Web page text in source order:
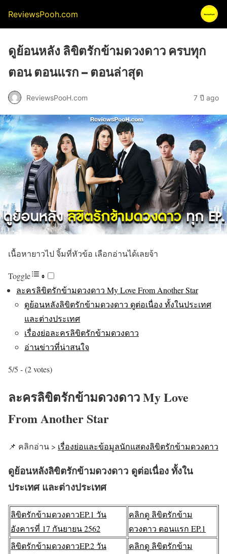
ReviewsPooh.com
ดูย้อนหลัง ลิขิตรักข้ามดวงดาว ครบทุก
ตอน ตอนแรก – ตอนล่าสุด
ReviewsPooH.com 7 ปี ago
เนื้อหายาวไป จิ้มที่หัวข้อ เลือกอ่านได้เลยจ้า
Toggle
ละครลิขิตรักข้ามดวงดาว My Love From Another Star
ดูย้อนหลังลิขิตรักข้ามดวงดาว ดูต่อเนื่อง ทั้งในประเทศ
และต่างประเทศ
เรื่องย่อละครลิขิตรักข้ามดวงดาว
อ่านข่าวที่น่าสนใจ
5/5 - (2 votes)
ละครลิขิตรักข้ามดวงดาว My Love
From Another Star
📌 คลิกอ่าน > เรื่องย่อและข้อมูลนักแสดงลิขิตรักข้ามดวงดาว
ดูย้อนหลังลิขิตรักข้ามดวงดาว ดูต่อเนื่อง ทั้งใน
ประเทศ และต่างประเทศ
ลิขิตรักข้ามดวงดาวEP.1 วัน
อังคารที่ 17 กันยายน 2562
คลิกดู ลิขิตรักข้าม
ดวงดาว ตอนแรก EP.1
ลิขิตรักข้ามดวงดาวEP.2 วัน
คลิกดู ลิขิตรักข้าม